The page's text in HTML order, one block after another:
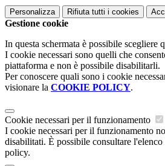
Personalizza Rifiuta tutti i cookies
Gestione cookie
In questa schermata è possibile scegliere
I cookie necessari sono quelli che
piattaforma e non è possibile disabilitarli.
Per conoscere quali sono i cookie
visionare la COOKIE POLICY.
Cookie necessari per il funzionamento
I cookie necessari per il funzionamento
disabilitati. È possibile consultare
policy.